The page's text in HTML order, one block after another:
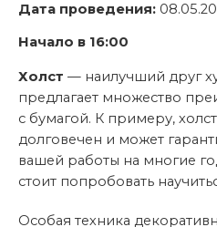
Дата проведения:
Начало в 16:00
Холст — наилучший друг
предлагает множество
с бумагой. К примеру,
долговечен и может
вашей работы на многие
стоит попробовать
Особая техника